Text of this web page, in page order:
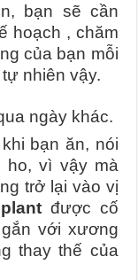
bạn sẽ cần
hoạch , chăm
của bạn mỗi
nhiên vậy.
ngày khác.
bạn ăn, nói
ho, vì vậy mà
trở lại vào vị
được cố
với xương
thay thế của